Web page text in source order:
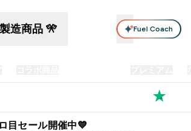
造商品 🎌 Fuel Coach
目セール開催中💙